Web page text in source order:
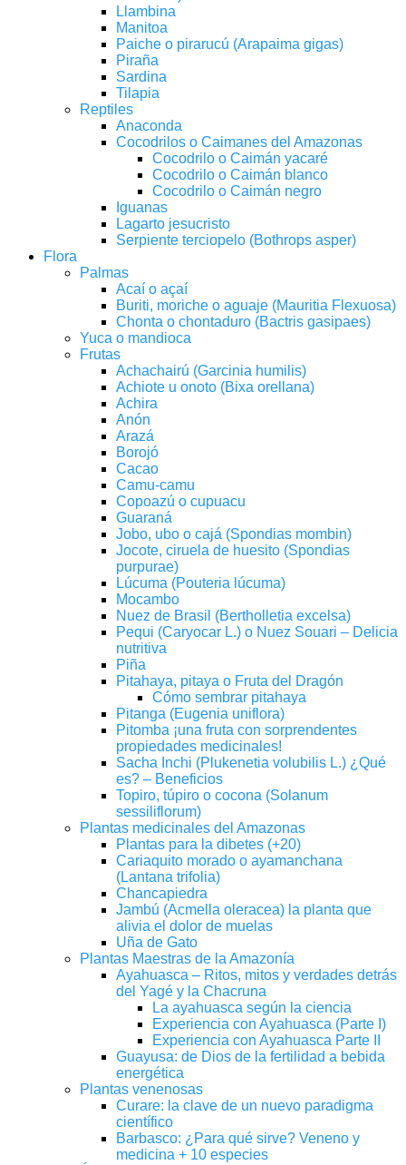
Llambina
Manitoa
Paiche o pirarucú (Arapaima gigas)
Piraña
Sardina
Tilapia
Reptiles
Anaconda
Cocodrilos o Caimanes del Amazonas
Cocodrilo o Caimán yacaré
Cocodrilo o Caimán blanco
Cocodrilo o Caimán negro
Iguanas
Lagarto jesucristo
Serpiente terciopelo (Bothrops asper)
Flora
Palmas
Acaí o açaí
Buriti, moriche o aguaje (Mauritia Flexuosa)
Chonta o chontaduro (Bactris gasipaes)
Yuca o mandioca
Frutas
Achachairú (Garcinia humilis)
Achiote u onoto (Bixa orellana)
Achira
Anón
Arazá
Borojó
Cacao
Camu-camu
Copoazú o cupuacu
Guaraná
Jobo, ubo o cajá (Spondias mombin)
Jocote, ciruela de huesito (Spondias
purpurae)
Lúcuma (Pouteria lúcuma)
Mocambo
Nuez de Brasil (Bertholletia excelsa)
Pequi (Caryocar L.) o Nuez Souari – Delicia
nutritiva
Piña
Pitahaya, pitaya o Fruta del Dragón
Cómo sembrar pitahaya
Pitanga (Eugenia uniflora)
Pitomba ¡una fruta con sorprendentes
propiedades medicinales!
Sacha Inchi (Plukenetia volubilis L.) ¿Qué
es? – Beneficios
Topiro, túpiro o cocona (Solanum
sessiliflorum)
Plantas medicinales del Amazonas
Plantas para la dibetes (+20)
Cariaquito morado o ayamanchana
(Lantana trifolia)
Chancapiedra
Jambú (Acmella oleracea) la planta que
alivia el dolor de muelas
Uña de Gato
Plantas Maestras de la Amazonía
Ayahuasca – Ritos, mitos y verdades detrás
del Yagé y la Chacruna
La ayahuasca según la ciencia
Experiencia con Ayahuasca (Parte I)
Experiencia con Ayahuasca Parte II
Guayusa: de Dios de la fertilidad a bebida
energética
Plantas venenosas
Curare: la clave de un nuevo paradigma
científico
Barbasco: ¿Para qué sirve? Veneno y
medicina + 10 especies